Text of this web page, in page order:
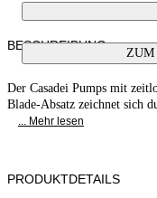
ZUM
BESCHREIBUNG
Der Casadei Pumps mit
Blade-Absatz zeichnet sich
... Mehr lesen
PRODUKTDETAILS